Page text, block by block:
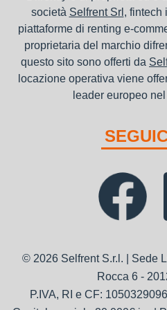
società Selfrent Srl , fintech
piattaforme di renting e-
proprietaria del marchio
questo sito sono offerti da
locazione operativa viene
leader europeo
© 2026 Selfrent S.r.l. | Sede
Rocca 6 -
P.IVA, RI e CF: